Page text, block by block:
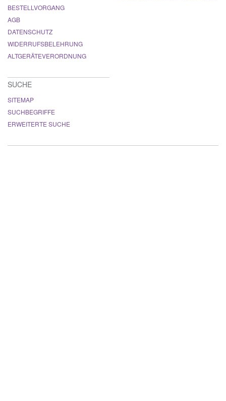
BESTELLVORGANG
AGB
DATENSCHUTZ
WIDERRUFSBELEHRUNG
ALTGERÄTEVERORDNUNG
SUCHE
SITEMAP
SUCHBEGRIFFE
ERWEITERTE SUCHE